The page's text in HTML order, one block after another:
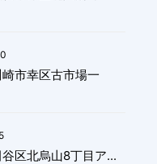
市幸区古市場一
区北烏山8丁目ア...